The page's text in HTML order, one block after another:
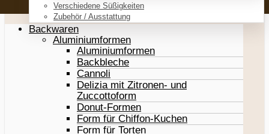
Verschiedene Süßigkeiten
Zubehör / Ausstattung
Backwaren
Aluminiumformen
Aluminiumformen
Backbleche
Cannoli
Delizia mit Zitronen- und
Zuccottoform
Donut-Formen
Form für Chiffon-Kuchen
Form für Torten